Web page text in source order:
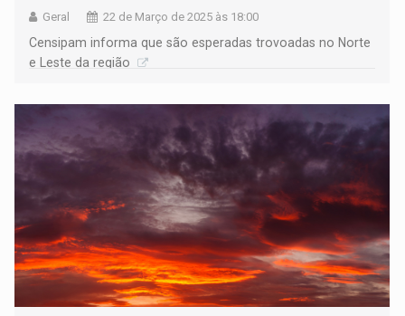
Geral 22 de Março de 2025 às 18:00
Censipam informa que são esperadas trovoadas no Norte
e Leste da região